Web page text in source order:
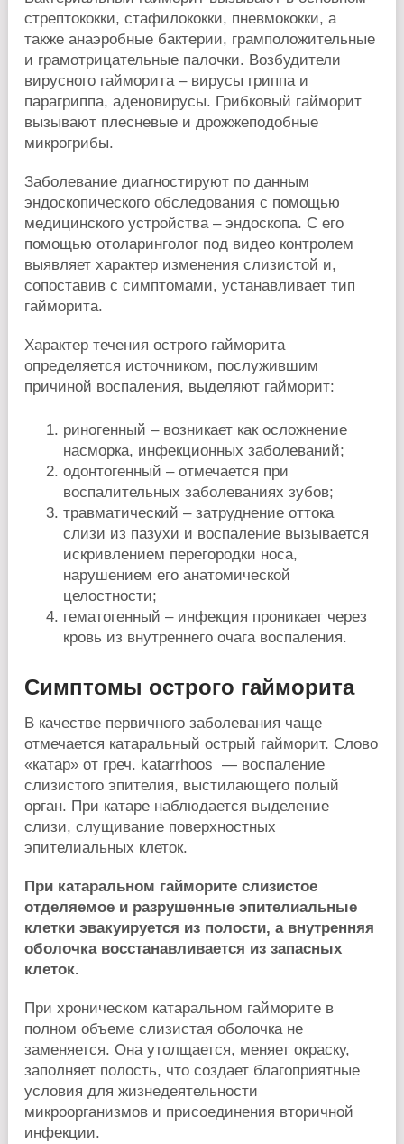
стрептококки, стафилококки, пневмококки, а
также анаэробные бактерии, грамположительные
и грамотрицательные палочки. Возбудители
вирусного гайморита – вирусы гриппа и
парагриппа, аденовирусы. Грибковый гайморит
вызывают плесневые и дрожжеподобные
микрогрибы.
Заболевание диагностируют по данным
эндоскопического обследования с помощью
медицинского устройства – эндоскопа. С его
помощью отоларинголог под видео контролем
выявляет характер изменения слизистой и,
сопоставив с симптомами, устанавливает тип
гайморита.
Характер течения острого гайморита
определяется источником, послужившим
причиной воспаления, выделяют гайморит:
риногенный – возникает как осложнение
насморка, инфекционных заболеваний;
одонтогенный – отмечается при
воспалительных заболеваниях зубов;
травматический – затруднение оттока
слизи из пазухи и воспаление вызывается
искривлением перегородки носа,
нарушением его анатомической
целостности;
гематогенный – инфекция проникает через
кровь из внутреннего очага воспаления.
Симптомы острого гайморита
В качестве первичного заболевания чаще
отмечается катаральный острый гайморит. Слово
«катар» от греч. katarrhoos — воспаление
слизистого эпителия, выстилающего полый
орган. При катаре наблюдается выделение
слизи, слущивание поверхностных
эпителиальных клеток.
При катаральном гайморите слизистое
отделяемое и разрушенные эпителиальные
клетки эвакуируется из полости, а внутренняя
оболочка восстанавливается из запасных
клеток.
При хроническом катаральном гайморите в
полном объеме слизистая оболочка не
заменяется. Она утолщается, меняет окраску,
заполняет полость, что создает благоприятные
условия для жизнедеятельности
микроорганизмов и присоединения вторичной
инфекции.